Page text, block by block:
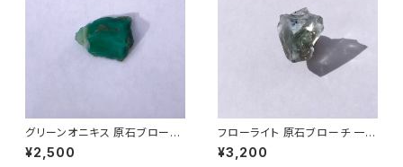
グリーンオニキス 原石ブローチ
一点もの 鉱物 天然石 ハンドメ
イド アクセサリー パワーストー
¥2,500
フローライト 原石ブローチ 一点
もの 鉱物 天然石 ハンドメイド
アクセサリー パワーストーン (N
¥3,200